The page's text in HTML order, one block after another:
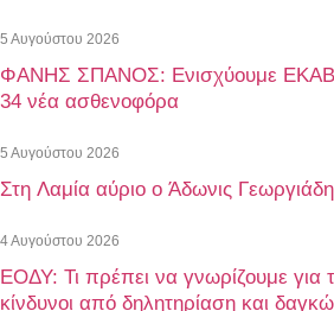
5 Αυγούστου 2026
ΦΑΝΗΣ ΣΠΑΝΟΣ: Ενισχύουμε ΕΚΑΒ
34 νέα ασθενοφόρα
5 Αυγούστου 2026
Στη Λαμία αύριο ο Άδωνις
4 Αυγούστου 2026
ΕΟΔΥ: Τι πρέπει να γνωρίζουμε για
κίνδυνοι από δηλητηρίαση και